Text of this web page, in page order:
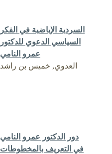
السردية الإباضية في الفكر
السياسي الدعوي للدكتور
عمرو النامي
العدوي, خميس بن راشد
دور الدكتور عمرو النامي
في التعريف بالمخطوطات